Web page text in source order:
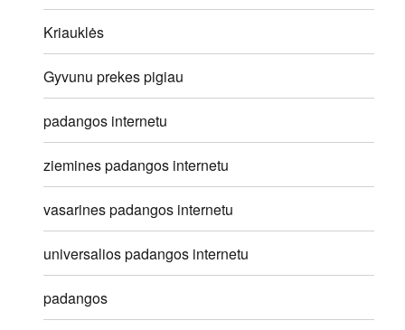
Kriauklės
Gyvunu prekes pigiau
padangos internetu
ziemines padangos internetu
vasarines padangos internetu
universalios padangos internetu
padangos